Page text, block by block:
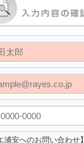
浦安へのお問い合わせ】